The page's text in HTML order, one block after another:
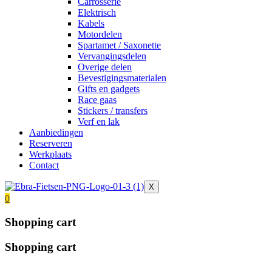
Elektrisch
Kabels
Motordelen
Spartamet / Saxonette
Vervangingsdelen
Overige delen
Bevestigingsmaterialen
Gifts en gadgets
Race gaas
Stickers / transfers
Verf en lak
Aanbiedingen
Reserveren
Werkplaats
Contact
X
0
Shopping cart
Shopping cart